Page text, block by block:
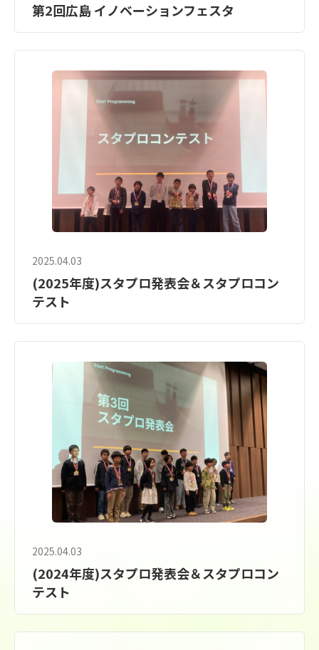
第2回広島 イノベーションフェスタ
2025.04.03
(2025年度)スタプロ発表会＆スタプロコン
テスト
2025.04.03
(2024年度)スタプロ発表会＆スタプロコン
テスト